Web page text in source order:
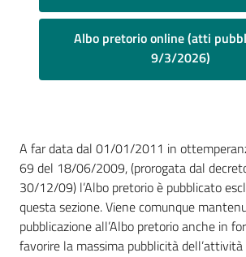
Bomporto
Tutti
gli
argomenti...
Albo pretorio online (atti
9/3/2026)
A far data dal 01/01/2011 in
69 del 18/06/2009, (prorogata dal
30/12/09) l’Albo pretorio è pubblicato
questa sezione. Viene comunque
pubblicazione all’Albo pretorio anche in
favorire la massima pubblicità